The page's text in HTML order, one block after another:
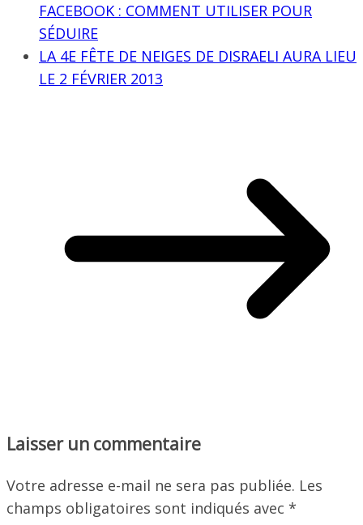
FACEBOOK : COMMENT UTILISER POUR
SÉDUIRE
LA 4E FÊTE DE NEIGES DE DISRAELI AURA LIEU
LE 2 FÉVRIER 2013
Laisser un commentaire
Votre adresse e-mail ne sera pas publiée. Les
champs obligatoires sont indiqués avec *